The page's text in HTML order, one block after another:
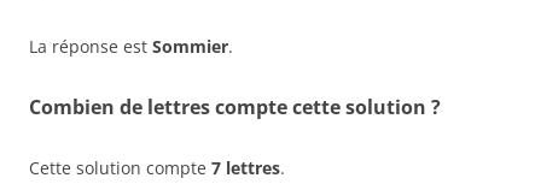
La réponse est Sommier.
Combien de lettres compte cette solution ?
Cette solution compte 7 lettres.